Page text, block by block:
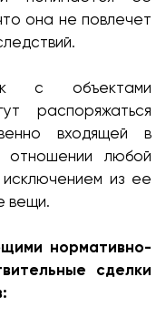
она не повлечет
с объектами
распоряжаться
входящей в
любой
из ее
вещи.
нормативно-
сделки